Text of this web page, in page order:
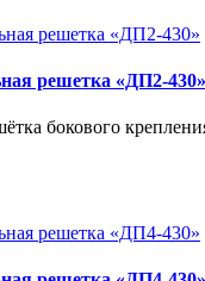
решетка «ДП2-430»
бокового